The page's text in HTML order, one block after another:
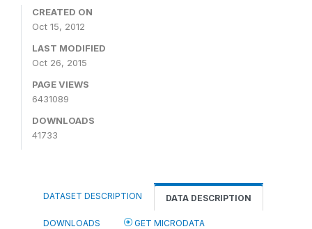
CREATED ON
Oct 15, 2012
LAST MODIFIED
Oct 26, 2015
PAGE VIEWS
6431089
DOWNLOADS
41733
DATASET DESCRIPTION DATA DESCRIPTION
DOWNLOADS GET MICRODATA